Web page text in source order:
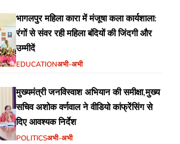
भागलपुर महिला कारा में मंजूषा कला कार्यशाला:
रंगों से संवर रही महिला बंदियों की जिंदगी और
उम्मीदें
EDUCATIONअभी-अभी
मुख्यमंत्री जनविस्वाश अभियान की समीक्षा,मुख्य
सचिव अशोक वर्णवाल ने वीडियो कांफ्रेंसिंग से
दिए आवश्यक निर्देश
POLITICSअभी-अभी